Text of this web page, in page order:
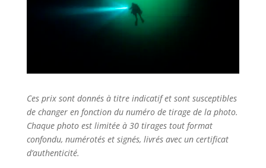
Ces prix sont donnés à titre indicatif et sont susceptibles
de changer en fonction du numéro de tirage de la photo.
Chaque photo est limitée à 30 tirages tout format
confondu, numérotés et signés, livrés avec un certificat
d’authenticité.